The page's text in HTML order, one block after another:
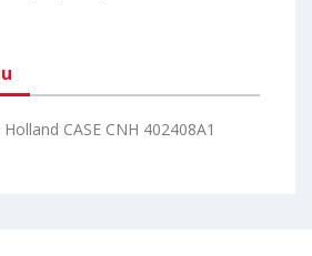
CASE CNH 402408A1